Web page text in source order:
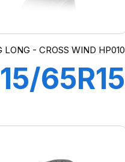
LONG - CROSS WIND HP010
65R15